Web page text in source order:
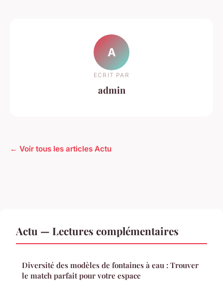
A
ECRIT PAR
admin
← Voir tous les articles Actu
Actu — Lectures complémentaires
Diversité des modèles de fontaines à eau : Trouver
le match parfait pour votre espace